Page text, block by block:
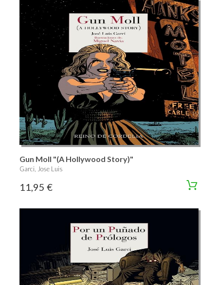
Gun Moll "(A Hollywood Story)"
Garci, Jose Luis
11,95 €